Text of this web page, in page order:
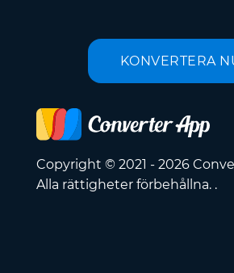
KONVERTERA
Copyright © 2021 - 2026
Alla rättigheter förbehållna. .